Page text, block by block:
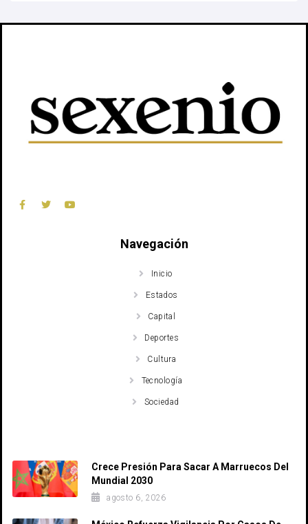
Navegación
Inicio
Estados
Capital
Deportes
Cultura
Tecnología
Sociedad
Crece Presión Para Sacar A Marruecos Del
Mundial 2030
agosto 6, 2026